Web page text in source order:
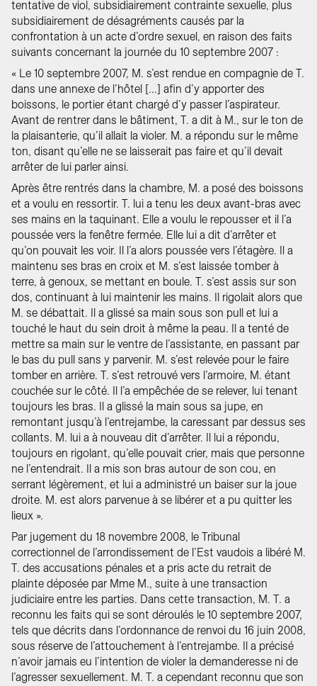
tentative de viol, subsidiairement contrainte sexuelle, plus
subsidiairement de désagréments causés par la
confrontation à un acte d’ordre sexuel, en raison des faits
suivants concernant la journée du 10 septembre 2007 :
« Le 10 septembre 2007, M. s’est rendue en compagnie de T.
dans une annexe de l’hôtel [...] afin d’y apporter des
boissons, le portier étant chargé d’y passer l’aspirateur.
Avant de rentrer dans le bâtiment, T. a dit à M., sur le ton de
la plaisanterie, qu’il allait la violer. M. a répondu sur le même
ton, disant qu’elle ne se laisserait pas faire et qu’il devait
arrêter de lui parler ainsi.
Après être rentrés dans la chambre, M. a posé des boissons
et a voulu en ressortir. T. lui a tenu les deux avant-bras avec
ses mains en la taquinant. Elle a voulu le repousser et il l’a
poussée vers la fenêtre fermée. Elle lui a dit d’arrêter et
qu’on pouvait les voir. Il l’a alors poussée vers l’étagère. Il a
maintenu ses bras en croix et M. s’est laissée tomber à
terre, à genoux, se mettant en boule. T. s’est assis sur son
dos, continuant à lui maintenir les mains. Il rigolait alors que
M. se débattait. Il a glissé sa main sous son pull et lui a
touché le haut du sein droit à même la peau. Il a tenté de
mettre sa main sur le ventre de l’assistante, en passant par
le bas du pull sans y parvenir. M. s’est relevée pour le faire
tomber en arrière. T. s’est retrouvé vers l’armoire, M. étant
couchée sur le côté. Il l’a empêchée de se relever, lui tenant
toujours les bras. Il a glissé la main sous sa jupe, en
remontant jusqu’à l’entrejambe, la caressant par dessus ses
collants. M. lui a à nouveau dit d’arrêter. Il lui a répondu,
toujours en rigolant, qu’elle pouvait crier, mais que personne
ne l’entendrait. Il a mis son bras autour de son cou, en
serrant légèrement, et lui a administré un baiser sur la joue
droite. M. est alors parvenue à se libérer et a pu quitter les
lieux ».
Par jugement du 18 novembre 2008, le Tribunal
correctionnel de l’arrondissement de l’Est vaudois a libéré M.
T. des accusations pénales et a pris acte du retrait de
plainte déposée par Mme M., suite à une transaction
judiciaire entre les parties. Dans cette transaction, M. T. a
reconnu les faits qui se sont déroulés le 10 septembre 2007,
tels que décrits dans l’ordonnance de renvoi du 16 juin 2008,
sous réserve de l’attouchement à l’entrejambe. Il a précisé
n’avoir jamais eu l’intention de violer la demanderesse ni de
l’agresser sexuellement. M. T. a cependant reconnu que son